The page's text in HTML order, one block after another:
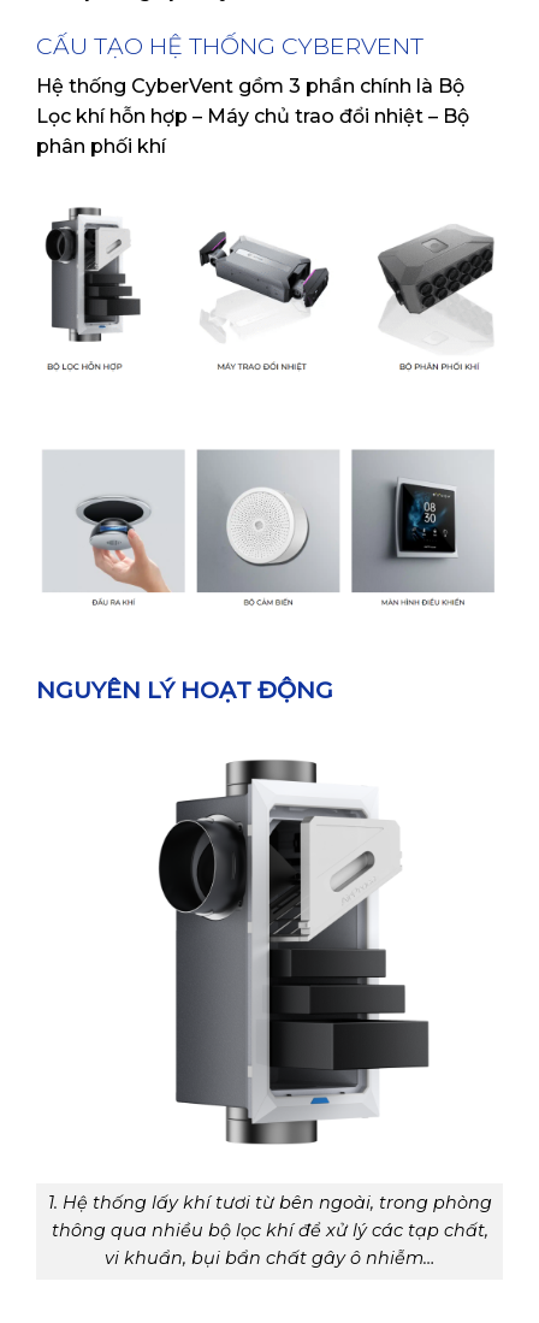
CẤU TẠO HỆ THỐNG CYBERVENT
Hệ thống CyberVent gồm 3 phần chính là Bộ
Lọc khí hỗn hợp – Máy chủ trao đổi nhiệt – Bộ
phân phối khí
NGUYÊN LÝ HOẠT ĐỘNG
1. Hệ thống lấy khí tươi từ bên ngoài, trong phòng
thông qua nhiều bộ lọc khí để xử lý các tạp chất,
vi khuẩn, bụi bẩn chất gây ô nhiễm…